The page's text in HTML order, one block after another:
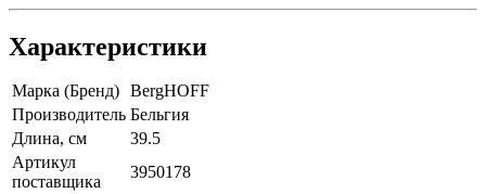
Характеристики
Марка (Бренд) BergHOFF
Производитель Бельгия
Длина, см
39.5
Артикул
поставщика
3950178